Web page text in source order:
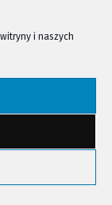
i naszych
wieloletnie
branży
w
tezę, że